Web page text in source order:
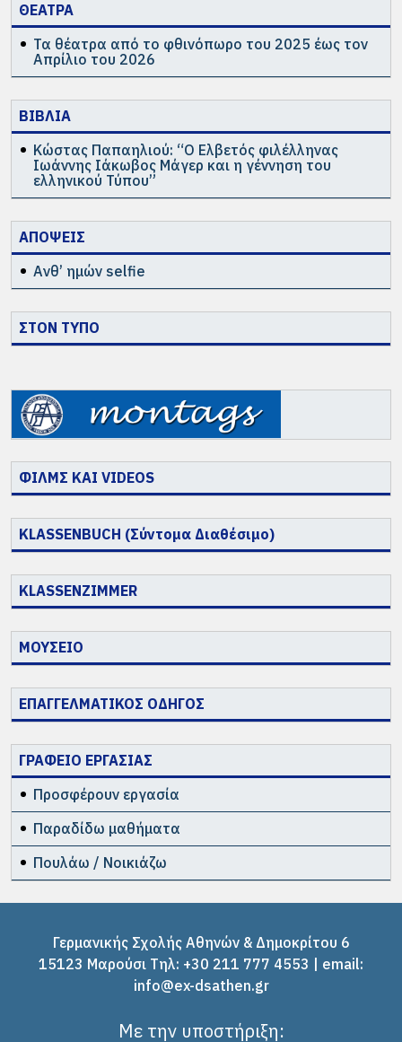
ΘΕΑΤΡΑ
Τα θέατρα από το φθινόπωρο του 2025 έως τον
Απρίλιο του 2026
ΒΙΒΛΙΑ
Κώστας Παπαηλιού: “Ο Ελβετός φιλέλληνας
Ιωάννης Ιάκωβος Μάγερ και η γέννηση του
ελληνικού Τύπου”
ΑΠΟΨΕΙΣ
Ανθ’ ημών selfie
ΣΤΟΝ ΤΥΠΟ
ΦΙΛΜΣ ΚΑΙ VIDEOS
KLASSENBUCH (Σύντομα Διαθέσιμο)
KLASSENZIMMER
ΜΟΥΣΕΙΟ
ΕΠΑΓΓΕΛΜΑΤΙΚΟΣ ΟΔΗΓΟΣ
ΓΡΑΦΕΙΟ ΕΡΓΑΣΙΑΣ
Προσφέρουν εργασία
Παραδίδω μαθήματα
Πουλάω / Νοικιάζω
Γερμανικής Σχολής Αθηνών & Δημοκρίτου 6
15123 Μαρούσι Tηλ: +30 211 777 4553 | email:
info@ex-dsathen.gr
Με την υποστήριξη: